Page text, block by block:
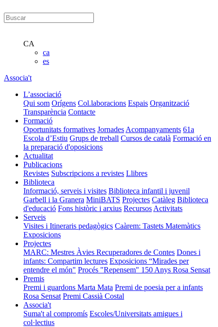
CA
ca
es
Associa't
L’associació
Qui som Orígens Col.laboracions Espais Organització
Transparència Contacte
Formació
Oportunitats formatives Jornades Acompanyaments 61a
Escola d’Estiu Grups de treball Cursos de català Formació en
la preparació d'oposicions
Actualitat
Publicacions
Revistes Subscripcions a revistes Llibres
Biblioteca
Informació, serveis i visites Biblioteca infantil i juvenil
Garbell i la Granera MiniBATS Projectes Catàleg Biblioteca
d'educació Fons històric i arxius Recursos Activitats
Serveis
Visites i Itineraris pedagògics Caàrem: Tastets Matemàtics
Exposicions
Projectes
MARC: Mestres Àvies Recuperadores de Contes Dones i
infants: Compartim lectures Exposicions “Mirades per
entendre el món" Procés "Repensem" 150 Anys Rosa Sensat
Premis
Premi i guardons Marta Mata Premi de poesia per a infants
Rosa Sensat Premi Cassià Costal
Associa't
Suma't al compromís Escoles/Universitats amigues i
col·lectius